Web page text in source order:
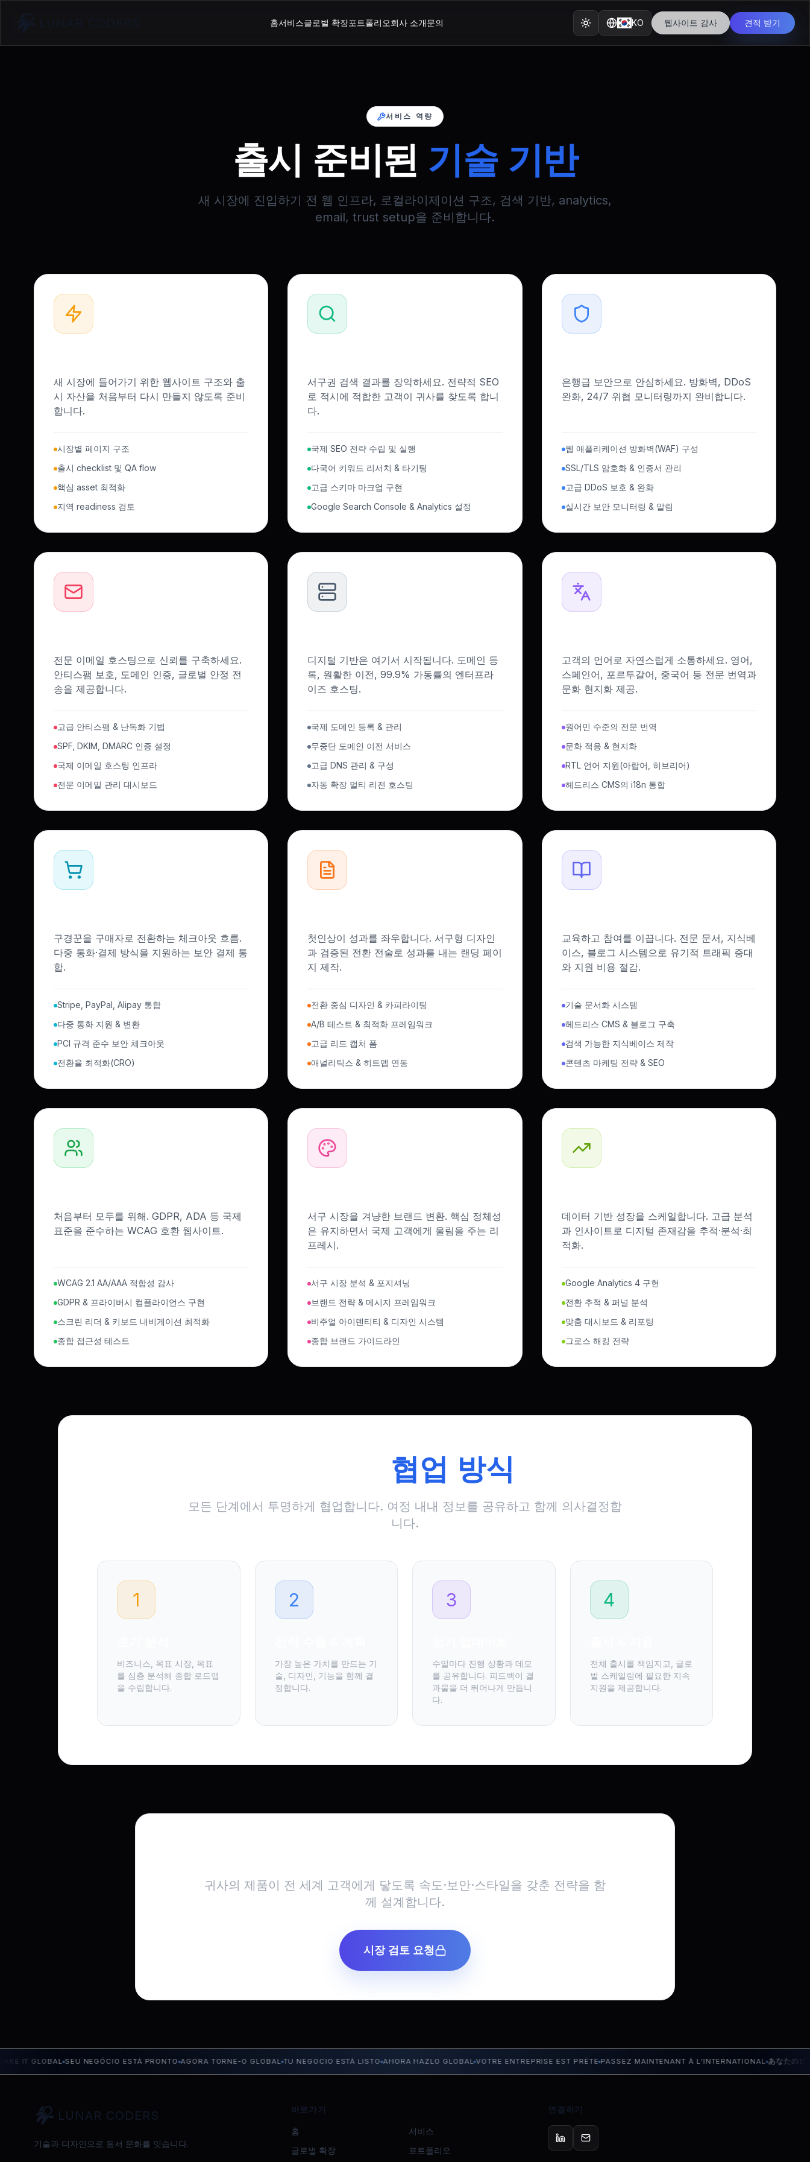
홈서비스글로벌 확장포트폴리오회사 소개문의 KO 웹사이트 감사 견적 받기
서비스 역량
출시 준비된 기술 기반
새 시장에 진입하기 전 웹 인프라, 로컬라이제이션 구조, 검색 기반, analytics,
email, trust setup을 준비합니다.
새 시장에 들어가기 위한 웹사이트 구조와 출
시 자산을 처음부터 다시 만들지 않도록 준비
합니다.
시장별 페이지 구조
출시 checklist 및 QA flow
핵심 asset 최적화
지역 readiness 검토
서구권 검색 결과를 장악하세요. 전략적 SEO
로 적시에 적합한 고객이 귀사를 찾도록 합니
다.
국제 SEO 전략 수립 및 실행
다국어 키워드 리서치 & 타기팅
고급 스키마 마크업 구현
Google Search Console & Analytics 설정
은행급 보안으로 안심하세요. 방화벽, DDoS
완화, 24/7 위협 모니터링까지 완비합니다.
웹 애플리케이션 방화벽(WAF) 구성
SSL/TLS 암호화 & 인증서 관리
고급 DDoS 보호 & 완화
실시간 보안 모니터링 & 알림
전문 이메일 호스팅으로 신뢰를 구축하세요.
안티스팸 보호, 도메인 인증, 글로벌 안정 전
송을 제공합니다.
고급 안티스팸 & 난독화 기법
SPF, DKIM, DMARC 인증 설정
국제 이메일 호스팅 인프라
전문 이메일 관리 대시보드
디지털 기반은 여기서 시작됩니다. 도메인 등
록, 원활한 이전, 99.9% 가동률의 엔터프라
이즈 호스팅.
국제 도메인 등록 & 관리
무중단 도메인 이전 서비스
고급 DNS 관리 & 구성
자동 확장 멀티 리전 호스팅
고객의 언어로 자연스럽게 소통하세요. 영어,
스페인어, 포르투갈어, 중국어 등 전문 번역과
문화 현지화 제공.
원어민 수준의 전문 번역
문화 적응 & 현지화
RTL 언어 지원(아랍어, 히브리어)
헤드리스 CMS의 i18n 통합
구경꾼을 구매자로 전환하는 체크아웃 흐름.
다중 통화·결제 방식을 지원하는 보안 결제 통
합.
Stripe, PayPal, Alipay 통합
다중 통화 지원 & 변환
PCI 규격 준수 보안 체크아웃
전환율 최적화(CRO)
첫인상이 성과를 좌우합니다. 서구형 디자인
과 검증된 전환 전술로 성과를 내는 랜딩 페이
지 제작.
전환 중심 디자인 & 카피라이팅
A/B 테스트 & 최적화 프레임워크
고급 리드 캡처 폼
애널리틱스 & 히트맵 연동
교육하고 참여를 이끕니다. 전문 문서, 지식베
이스, 블로그 시스템으로 유기적 트래픽 증대
와 지원 비용 절감.
기술 문서화 시스템
헤드리스 CMS & 블로그 구축
검색 가능한 지식베이스 제작
콘텐츠 마케팅 전략 & SEO
처음부터 모두를 위해. GDPR, ADA 등 국제
표준을 준수하는 WCAG 호환 웹사이트.
WCAG 2.1 AA/AAA 적합성 감사
GDPR & 프라이버시 컴플라이언스 구현
스크린 리더 & 키보드 내비게이션 최적화
종합 접근성 테스트
서구 시장을 겨냥한 브랜드 변환. 핵심 정체성
은 유지하면서 국제 고객에게 울림을 주는 리
프레시.
서구 시장 분석 & 포지셔닝
브랜드 전략 & 메시지 프레임워크
비주얼 아이덴티티 & 디자인 시스템
종합 브랜드 가이드라인
데이터 기반 성장을 스케일합니다. 고급 분석
과 인사이트로 디지털 존재감을 추적·분석·최
적화.
Google Analytics 4 구현
전환 추적 & 퍼널 분석
맞춤 대시보드 & 리포팅
그로스 해킹 전략
협업 방식
모든 단계에서 투명하게 협업합니다. 여정 내내 정보를 공유하고 함께 의사결정합
니다.
1
비즈니스, 목표 시장, 목표
를 심층 분석해 종합 로드맵
을 수립합니다.
2
가장 높은 가치를 만드는 기
술, 디자인, 기능을 함께 결
정합니다.
3
수일마다 진행 상황과 데모
를 공유합니다. 피드백이 결
과물을 더 뛰어나게 만듭니
다.
4
전체 출시를 책임지고, 글로
벌 스케일링에 필요한 지속
지원을 제공합니다.
귀사의 제품이 전 세계 고객에게 닿도록 속도·보안·스타일을 갖춘 전략을 함
께 설계합니다.
시장 검토 요청
GLOBAL SEU NEGÓCIO ESTÁ PRONTO AGORA TORNE-O GLOBAL TU NEGOCIO ESTÁ LISTO AHORA HAZLO GLOBAL VOTRE ENTREPRISE EST PRÊTE PASSEZ MAINTENANT À L’INTERNATIONAL あなたのビジネス
LUNAR CODERS
기술과 디자인으로 동서 문화를 잇습니다.
바로가기
홈
서비스
글로벌 확장
포트폴리오
연결하기